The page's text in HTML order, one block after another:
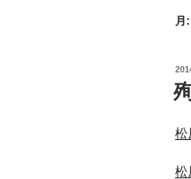
月:
投
稿
日:
松
松